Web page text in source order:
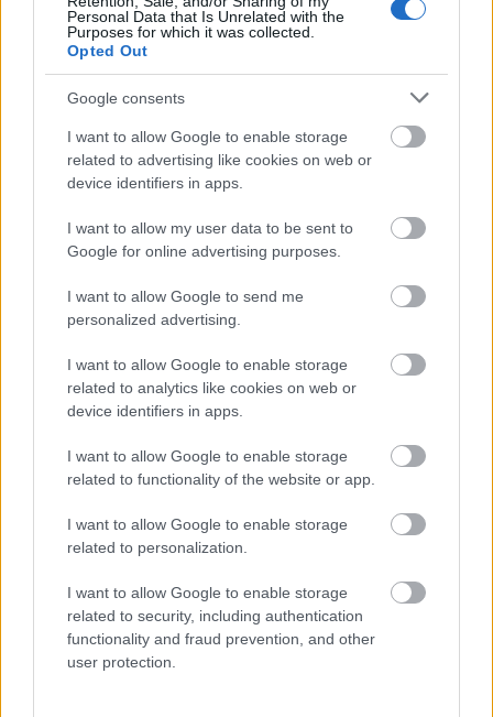
Personal Data that Is Unrelated with the
Purposes for which it was collected.
Opted Out
Google consents
I want to allow Google to enable storage
related to advertising like cookies on web or
device identifiers in apps.
I want to allow my user data to be sent to
Google for online advertising purposes.
I want to allow Google to send me
personalized advertising.
I want to allow Google to enable storage
related to analytics like cookies on web or
device identifiers in apps.
I want to allow Google to enable storage
related to functionality of the website or app.
I want to allow Google to enable storage
related to personalization.
I want to allow Google to enable storage
related to security, including authentication
functionality and fraud prevention, and other
user protection.